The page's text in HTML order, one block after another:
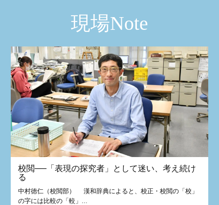
現場Note
校閲──「表現の探究者」として迷い、考え続け
る
中村徳仁（校閲部） 漢和辞典によると、校正・校閲の「校」
の字には比較の「較」...